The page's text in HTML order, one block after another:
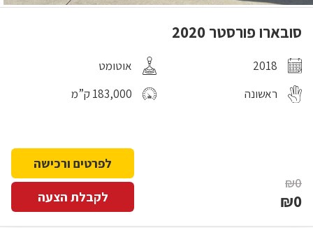
סובארו פורסטר 2020
2018
אוטומט
ראשונה
183,000 ק”מ
₪0
₪0
לפרטים ורכישה
לקבלת הצעה